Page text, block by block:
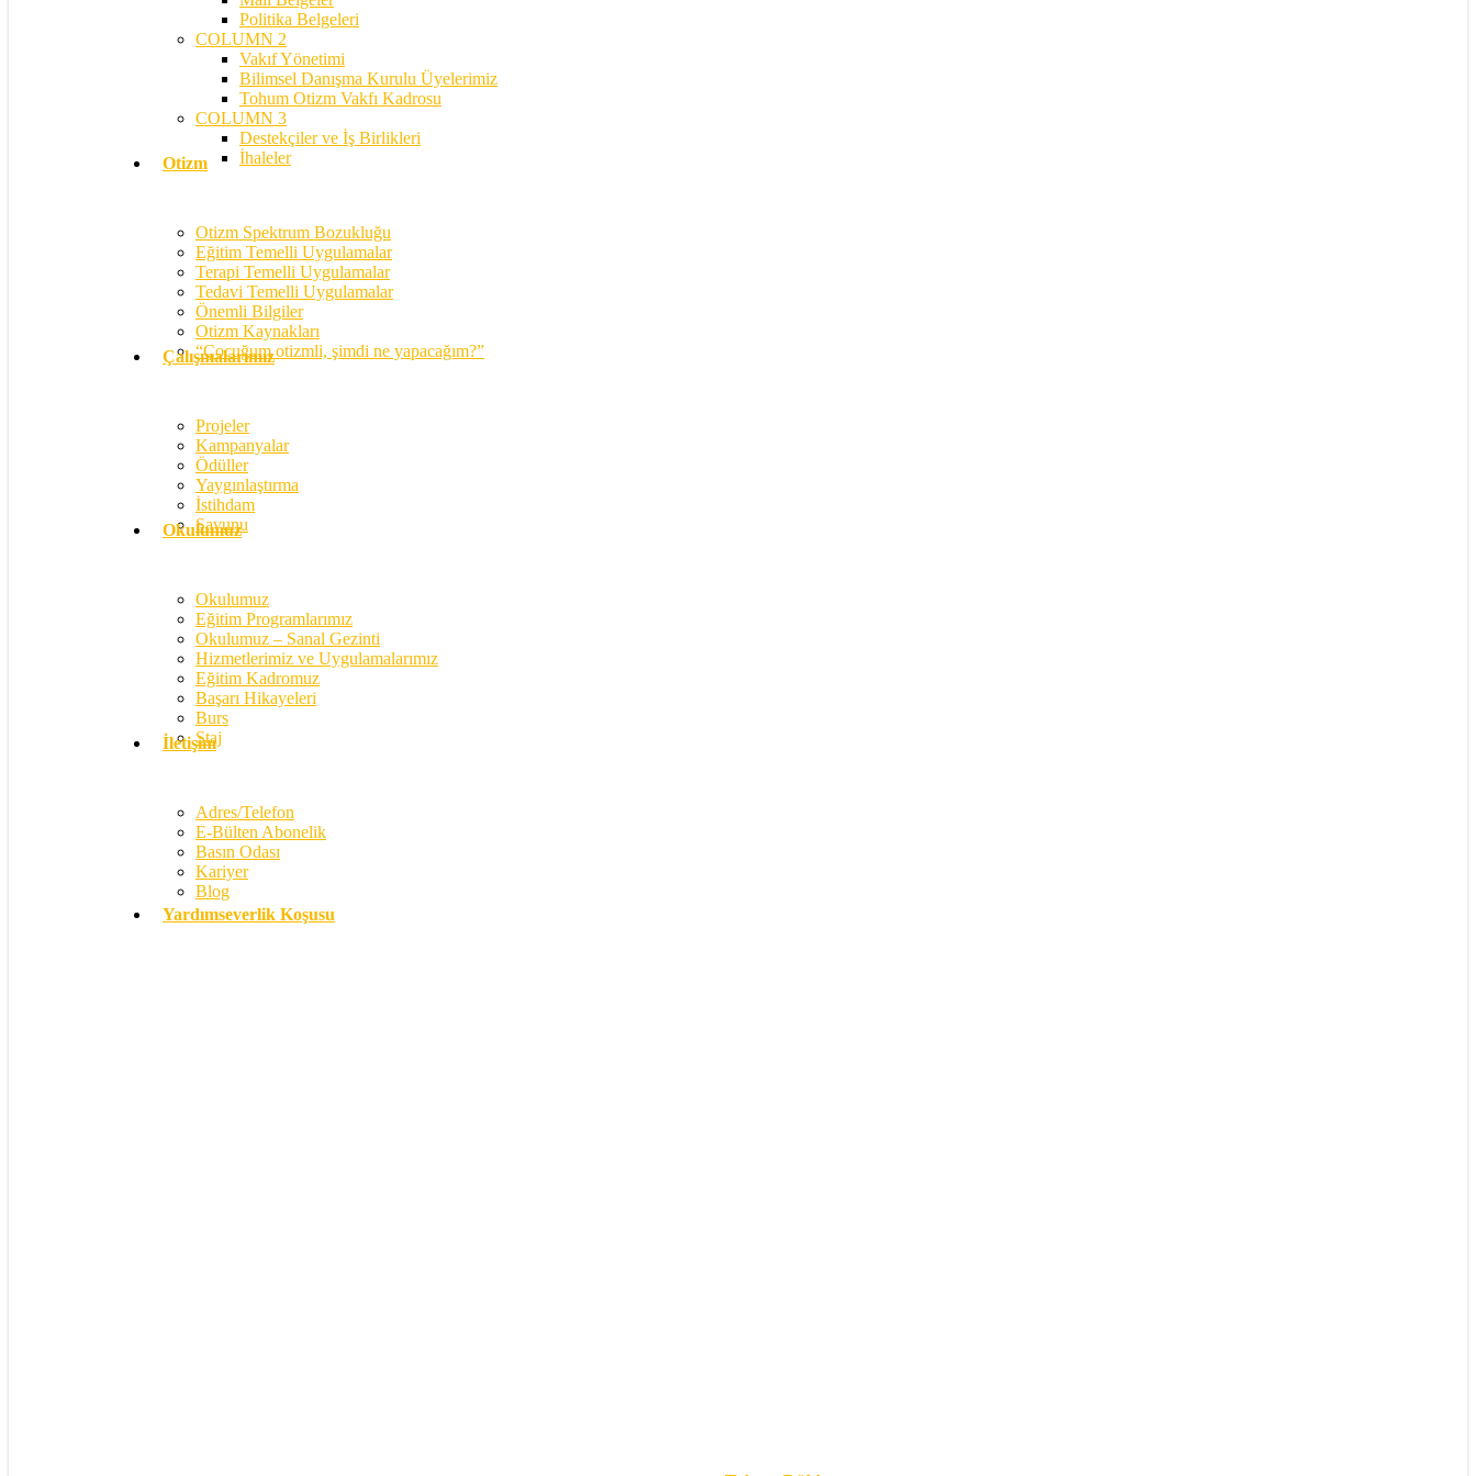
Politika Belgeleri
COLUMN 2
Vakıf Yönetimi
Bilimsel Danışma Kurulu Üyelerimiz
Tohum Otizm Vakfı Kadrosu
COLUMN 3
Destekçiler ve İş Birlikleri
İhaleler
Otizm
Otizm Spektrum Bozukluğu
Eğitim Temelli Uygulamalar
Terapi Temelli Uygulamalar
Tedavi Temelli Uygulamalar
Önemli Bilgiler
Otizm Kaynakları
“Çocuğum otizmli, şimdi ne yapacağım?”
Çalışmalarımız
Projeler
Kampanyalar
Ödüller
Yaygınlaştırma
İstihdam
Savunu
Okulumuz
Okulumuz
Eğitim Programlarımız
Okulumuz – Sanal Gezinti
Hizmetlerimiz ve Uygulamalarımız
Eğitim Kadromuz
Başarı Hikayeleri
Burs
Staj
İletişim
Adres/Telefon
E-Bülten Abonelik
Basın Odası
Kariyer
Blog
Yardımseverlik Koşusu